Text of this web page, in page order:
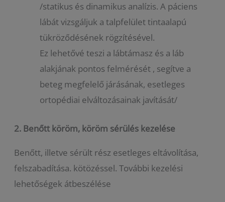
/statikus és dinamikus analízis. A páciens
lábát vizsgáljuk a talpfelület tintaalapú
tükröződésének rögzítésével.
Ez lehetővé teszi a lábtámasz és a láb
alakjának pontos felmérését , segítve a
beteg megfelelő járásának, esetleges
ortopédiai elváltozásainak javítását/
2. Benőtt köröm, köröm sérülés kezelése
Benőtt, illetve sérült rész esetleges eltávolítása,
felszabadítása. kötözéssel. További kezelési
lehetőségek átbeszélése